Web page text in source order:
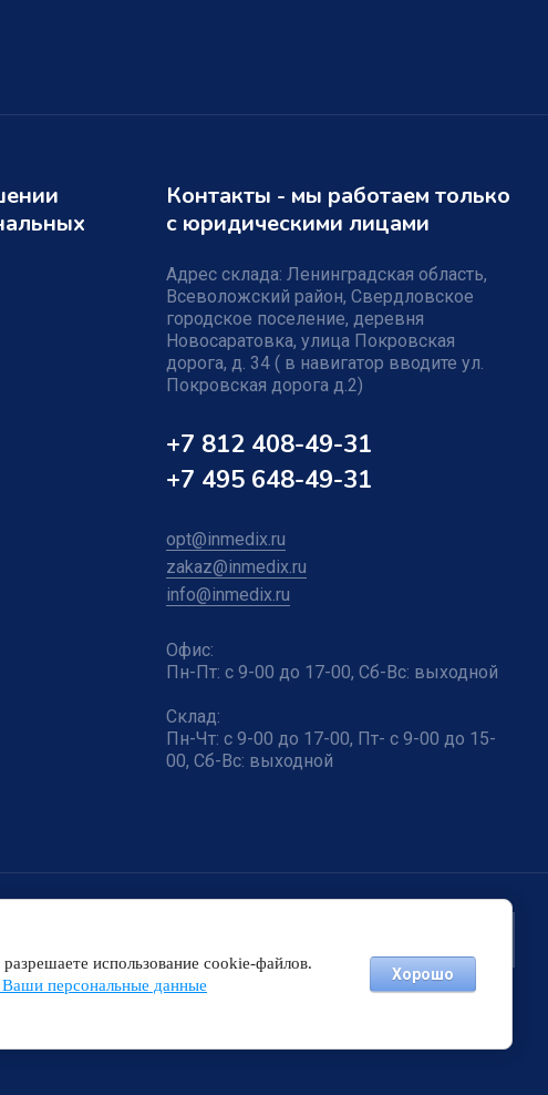
Контакты - мы работаем только
с юридическими лицами
Адрес склада: Ленинградская область,
Всеволожский район, Свердловское
городское поселение, деревня
Новосаратовка, улица Покровская
дорога, д. 34 ( в навигатор вводите ул.
Покровская дорога д.2)
+7 812 408-49-31
+7 495 648-49-31
opt@inmedix.ru
zakaz@inmedix.ru
info@inmedix.ru
Офис:
Пн-Пт: с 9-00 до 17-00, Сб-Вс: выходной
Склад:
Пн-Чт: с 9-00 до 17-00, Пт- с 9-00 до 15-
00, Сб-Вс: выходной
использование cookie-файлов.
персональные данные
Хорошо